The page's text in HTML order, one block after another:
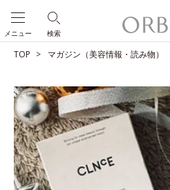
検索
メニュー
TOP マガジン（美容情報・読み物）